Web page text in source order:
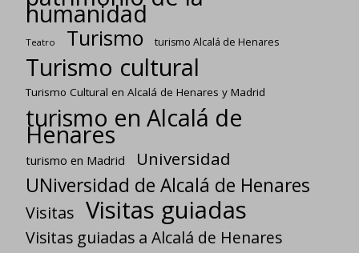
humanidad
Teatro Turismo turismo Alcalá de Henares
Turismo cultural
Turismo Cultural en Alcalá de Henares y Madrid
turismo en Alcalá de
Henares
turismo en Madrid Universidad
UNiversidad de Alcalá de Henares
Visitas Visitas guiadas
Visitas guiadas a Alcalá de Henares